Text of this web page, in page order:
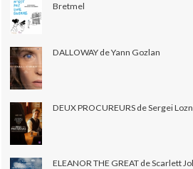
Bretmel
DALLOWAY de Yann Gozlan
DEUX PROCUREURS de Sergei
ELEANOR THE GREAT de Scarlett